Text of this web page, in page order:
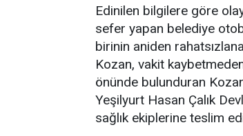
Edinilen bilgilere göre
sefer yapan belediye
birinin aniden
Kozan, vakit
önünde bulunduran
Yeşilyurt Hasan Çalık
sağlık ekiplerine teslim